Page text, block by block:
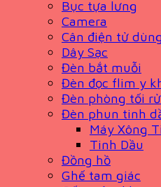
Bục tựa lưng
Camera
Cân điện tử
Dây Sạc
Đèn bắt muỗi
Đèn đọc flim y
Đèn phòng tối
Đèn phun tinh
Máy Xông
Tinh Dầu
Đồng hồ
Ghế tam giác